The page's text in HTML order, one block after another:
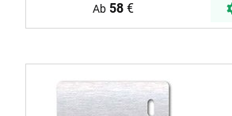
Ab 58€